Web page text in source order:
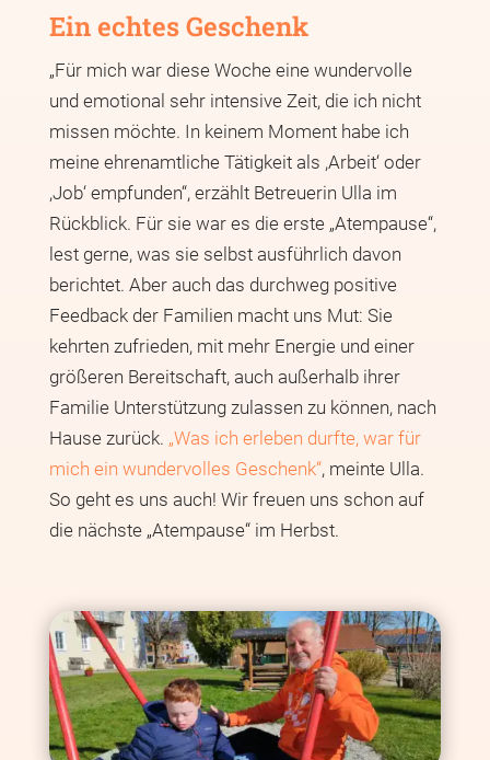
Ein echtes Geschenk
„Für mich war diese Woche eine wundervolle
und emotional sehr intensive Zeit, die ich nicht
missen möchte. In keinem Moment habe ich
meine ehrenamtliche Tätigkeit als ,Arbeit‘ oder
,Job‘ empfunden“, erzählt Betreuerin Ulla im
Rückblick. Für sie war es die erste „Atempause“,
lest gerne, was sie selbst ausführlich davon
berichtet. Aber auch das durchweg positive
Feedback der Familien macht uns Mut: Sie
kehrten zufrieden, mit mehr Energie und einer
größeren Bereitschaft, auch außerhalb ihrer
Familie Unterstützung zulassen zu können, nach
Hause zurück. „Was ich erleben durfte, war für
mich ein wundervolles Geschenk“, meinte Ulla.
So geht es uns auch! Wir freuen uns schon auf
die nächste „Atempause“ im Herbst.